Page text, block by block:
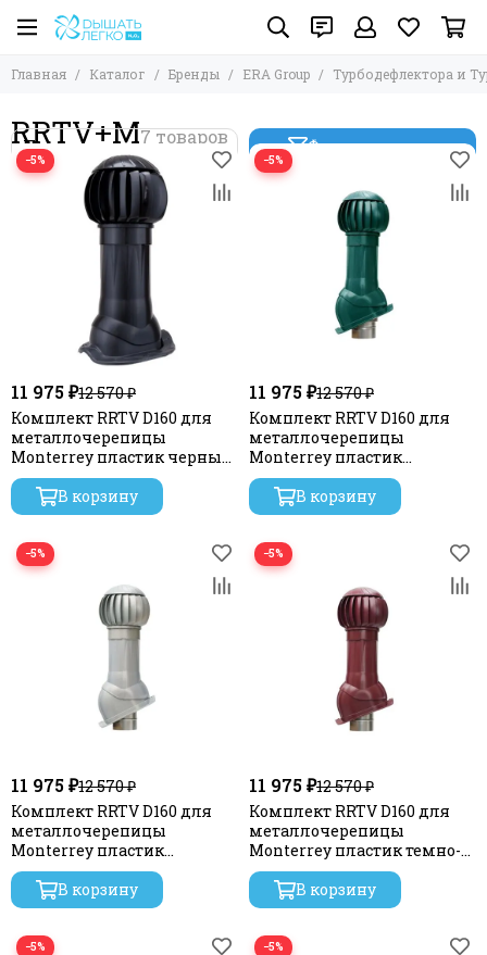
Главная Каталог Бренды ERA Group Турбодефлектора и
RRTV+M Фильтр товаров
−5%
11 975 ₽12 570 ₽
Комплект RRTV D160 для
металлочерепицы
Monterrey пластик черный
ERA
В корзину
−5%
11 975 ₽12 570 ₽
Комплект RRTV D160 для
металлочерепицы
Monterrey пластик
зеленый ERA
В корзину
−5%
11 975 ₽12 570 ₽
Комплект RRTV D160 для
металлочерепицы
Monterrey пластик
серебристый ERA
В корзину
−5%
11 975 ₽12 570 ₽
Комплект RRTV D160 для
металлочерепицы
Monterrey пластик темно-
красный ERA
В корзину
−5% −5%